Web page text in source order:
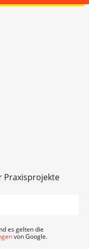
Praxisprojekte
es gelten die
von Google.